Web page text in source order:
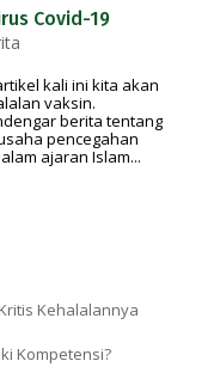
Covid-19
kali ini kita akan
vaksin.
berita tentang
pencegahan
ajaran Islam...
Kehalalannya
Kompetensi?